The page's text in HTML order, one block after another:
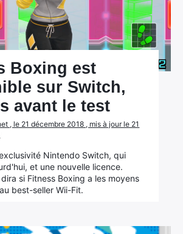
Boxing est
sur Switch,
avant le test
, le 21 décembre 2018 , mis à jour le 21
Nintendo Switch, qui
et une nouvelle licence.
si Fitness Boxing a les moyens
best-seller Wii-Fit.